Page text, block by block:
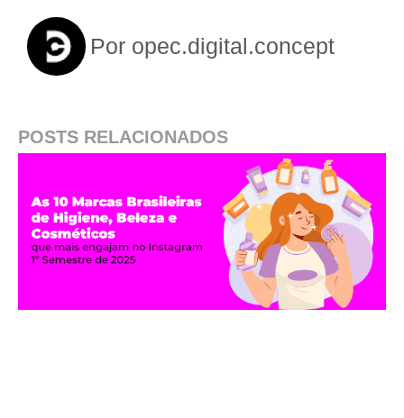
Por opec.digital.concept
POSTS RELACIONADOS